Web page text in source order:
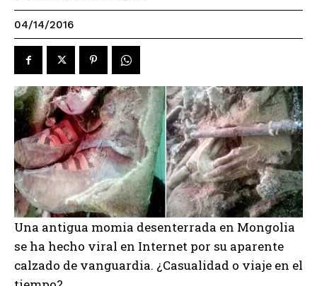
04/14/2016
Una antigua momia desenterrada en Mongolia
se ha hecho viral en Internet por su aparente
calzado de vanguardia. ¿Casualidad o viaje en el